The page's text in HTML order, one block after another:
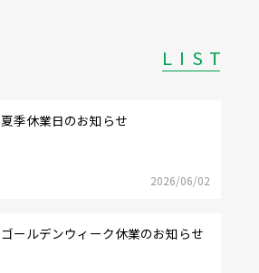
LIST
夏季休業日のお知らせ
2026/06/02
ゴールデンウィーク休業のお知らせ